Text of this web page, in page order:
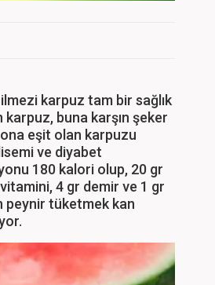
karpuz tam bir sağlık
buna karşın şeker
eşit olan karpuzu
ve diyabet
180 kalori olup, 20 gr
4 gr demir ve 1 gr
peynir tüketmek kan